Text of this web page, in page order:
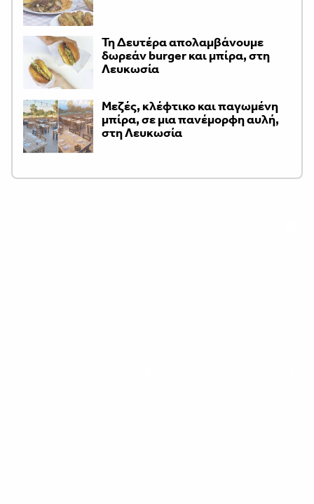
Τη Δευτέρα απολαμβάνουμε
δωρεάν burger και μπίρα, στη
Λευκωσία
Μεζές, κλέφτικο και παγωμένη
μπίρα, σε μια πανέμορφη αυλή,
στη Λευκωσία